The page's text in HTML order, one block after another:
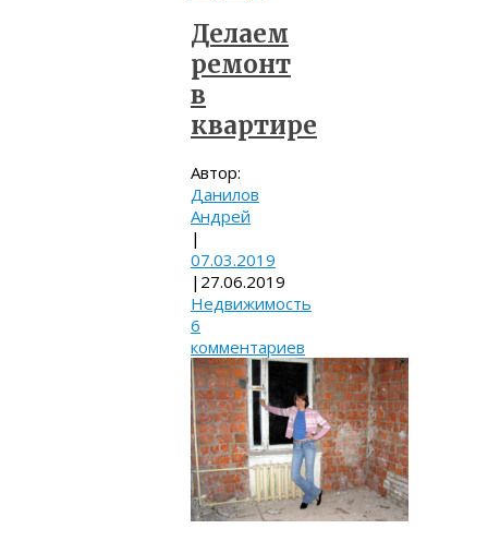
Делаем
ремонт
в
квартире
Автор:
Данилов
Андрей
|
07.03.2019
| 27.06.2019
Недвижимость
6
комментариев